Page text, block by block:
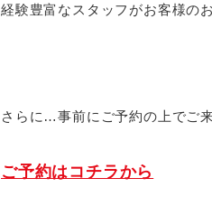
経験豊富なスタッフがお客様の
さらに…事前にご予約の上でご
ご予約はコチラから